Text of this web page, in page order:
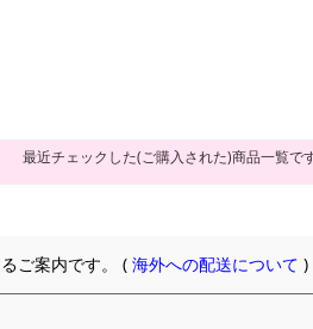
最近チェックした(ご購入された)商品一覧で
ご案内です。 (海外への配送について )